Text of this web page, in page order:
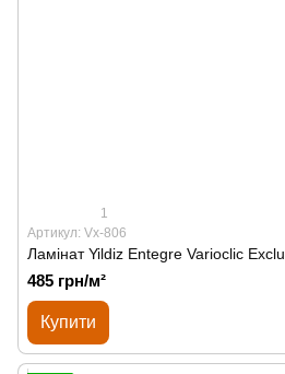
1
Артикул: Vx-806
Ламінат Yildiz Entegre Varioclic
485 грн/м²
Купити